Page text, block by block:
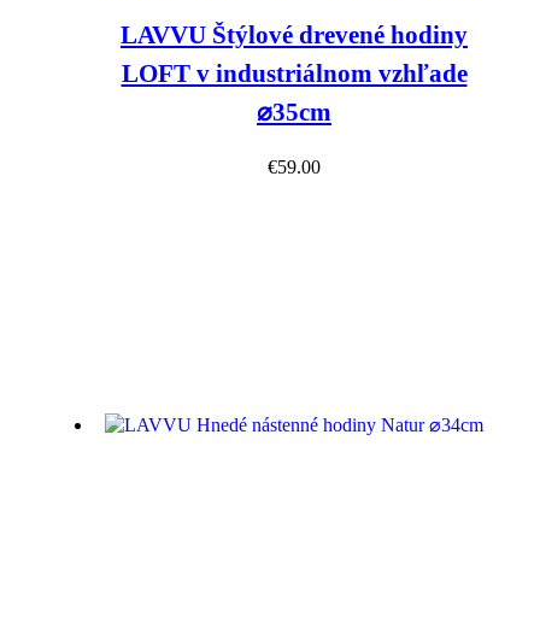
LAVVU Štýlové drevené hodiny
LOFT v industriálnom vzhľade
⌀35cm
€59.00